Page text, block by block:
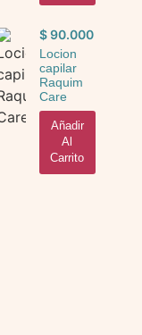
$90.000
Locion
capilar
Raquim
Care
Añadir
Al
Carrito